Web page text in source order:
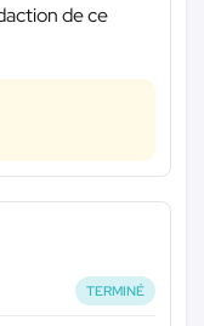
de ce
TERMINÉ